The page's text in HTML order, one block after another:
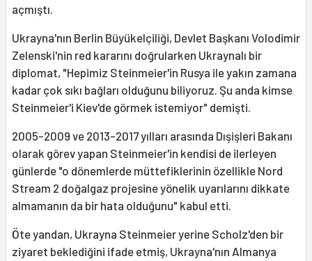
açmıştı.
Ukrayna'nın Berlin Büyükelçiliği, Devlet Başkanı Volodimir
Zelenski'nin red kararını doğrularken Ukraynalı bir
diplomat, "Hepimiz Steinmeier'in Rusya ile yakın zamana
kadar çok sıkı bağları olduğunu biliyoruz. Şu anda kimse
Steinmeier'i Kiev'de görmek istemiyor" demişti.
2005-2009 ve 2013-2017 yılları arasında Dışişleri Bakanı
olarak görev yapan Steinmeier'in kendisi de ilerleyen
günlerde "o dönemlerde müttefiklerinin özellikle Nord
Stream 2 doğalgaz projesine yönelik uyarılarını dikkate
almamanın da bir hata olduğunu" kabul etti.
Öte yandan, Ukrayna Steinmeier yerine Scholz'den bir
ziyaret beklediğini ifade etmiş, Ukrayna'nın Almanya